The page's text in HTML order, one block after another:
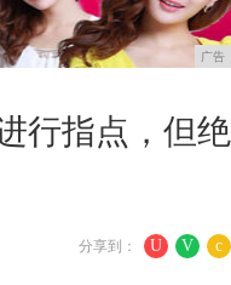
广告
行指点，但绝
U V c
分享到：